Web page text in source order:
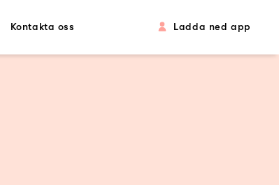
Kontakta oss Ladda ned app